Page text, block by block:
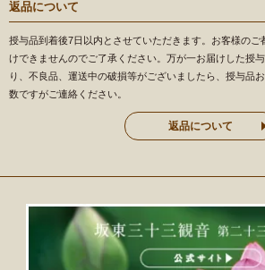
返品について
授与品到着後7日以内とさせていただきます。お客様のご
けできませんのでご了承ください。万が一お届けした授
り、不良品、運送中の破損等がございましたら、授与品
数ですがご連絡ください。
返品について